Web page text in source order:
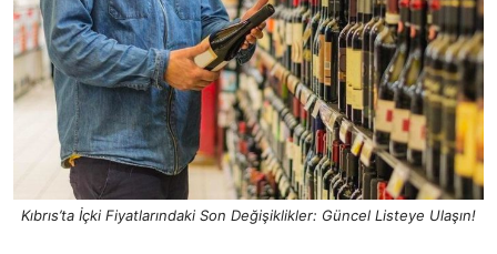
Kıbrıs’ta İçki Fiyatlarındaki Son Değişiklikler: Güncel Listeye Ulaşın!